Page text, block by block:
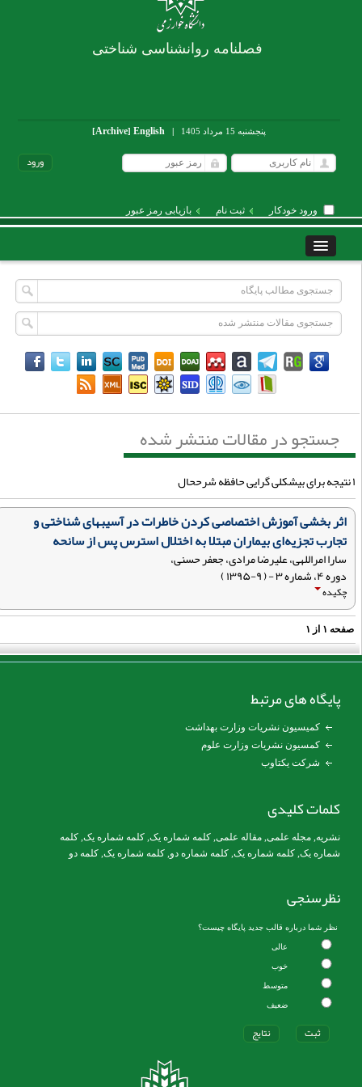
فصلنامه روانشناسی شناختی
پنجشنبه 15 مرداد 1405 |
English
[Archive]
ورود خودکار ثبت نام بازیابی رمز عبور
جستجو در مقالات منتشر شده
اثر بخشی آموزش اختصاصی کردن خاطرات در آسیبهای شناختی و
تجارب تجزیه‌ای بیماران مبتلا به اختلال استرس پس از سانحه
سارا امراللهی، علیرضا مرادی، جعفر حسنی،
دوره ۴، شماره ۳ - ( ۹-۱۳۹۵ )
چکیده
۱از ۱
پایگاه های مرتبط
کمیسیون نشریات وزارت بهداشت
کمسیون نشریات وزارت علوم
شرکت یکتاوب
کلمات کلیدی
نشریه,مجله علمی,مقاله علمی,کلمه شماره یک, کلمه شماره یک,کلمه
شماره یک,کلمه شماره یک, کلمه شماره دو,کلمه شماره یک,کلمه دو
نظرسنجی
نظر شما درباره قالب جدید پایگاه چیست؟
عالی
خوب
متوسط
ضعیف